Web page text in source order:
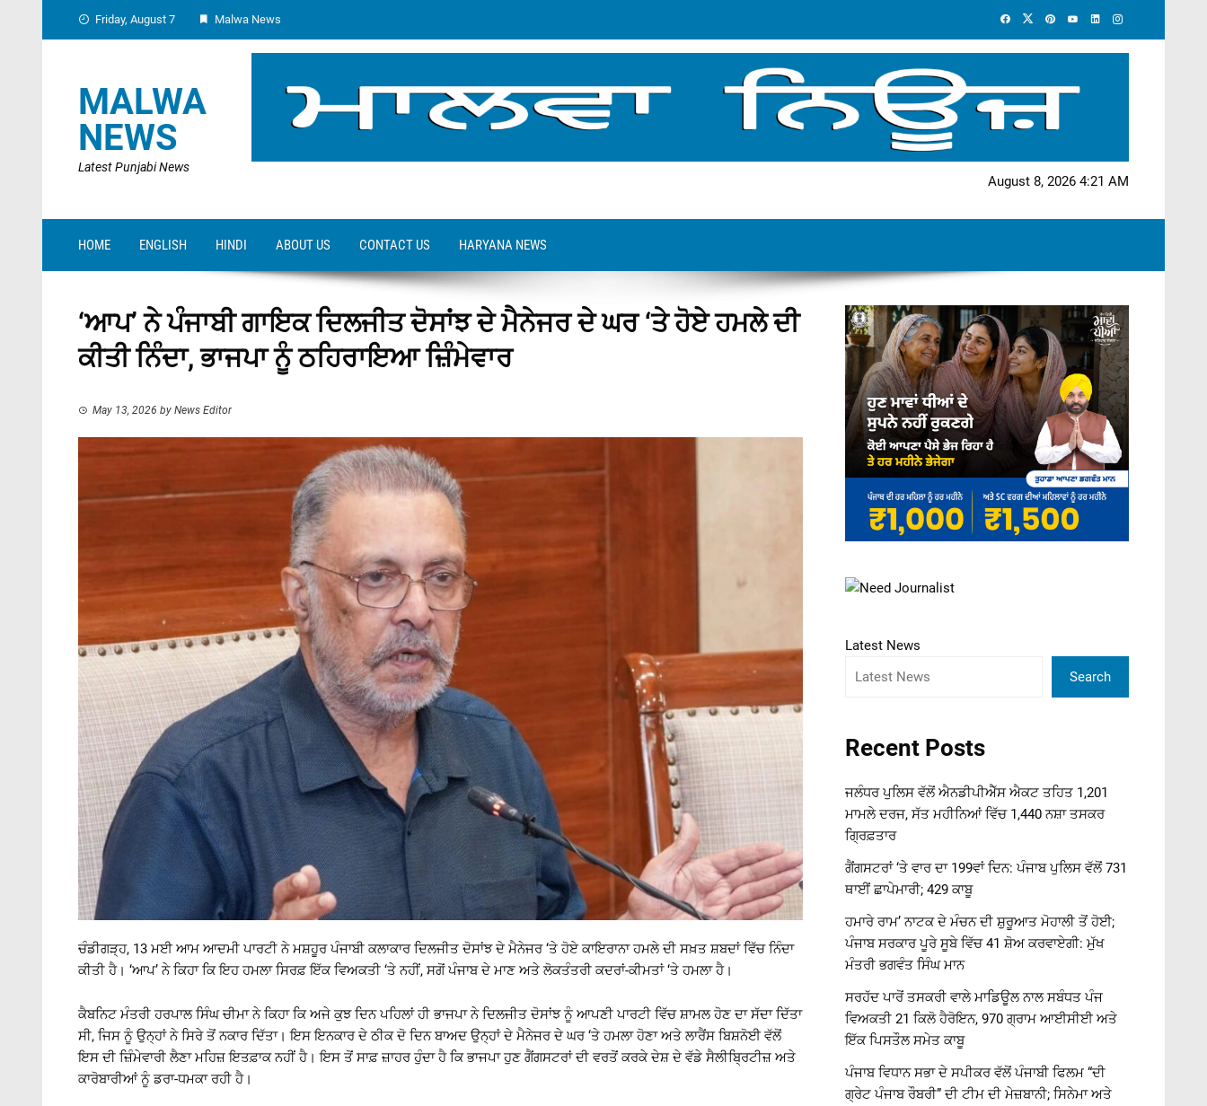
Friday, August 7 Malwa News
MALWA
NEWS
Latest Punjabi News
August 8, 2026 4:21 AM
HOME ENGLISH HINDI ABOUT US CONTACT US HARYANA NEWS
‘ਆਪ’ ਨੇ ਪੰਜਾਬੀ ਗਾਇਕ ਦਿਲਜੀਤ ਦੋਸਾਂਝ ਦੇ ਮੈਨੇਜਰ ਦੇ ਘਰ ‘ਤੇ ਹੋਏ ਹਮਲੇ ਦੀ
ਕੀਤੀ ਨਿੰਦਾ, ਭਾਜਪਾ ਨੂੰ ਠਹਿਰਾਇਆ ਜ਼ਿੰਮੇਵਾਰ
May 13, 2026 by News Editor
ਚੰਡੀਗੜ੍ਹ, 13 ਮਈ ਆਮ ਆਦਮੀ ਪਾਰਟੀ ਨੇ ਮਸ਼ਹੂਰ ਪੰਜਾਬੀ ਕਲਾਕਾਰ ਦਿਲਜੀਤ ਦੋਸਾਂਝ ਦੇ ਮੈਨੇਜਰ ‘ਤੇ ਹੋਏ ਕਾਇਰਾਨਾ ਹਮਲੇ ਦੀ ਸਖ਼ਤ ਸ਼ਬਦਾਂ ਵਿੱਚ ਨਿੰਦਾ
ਕੀਤੀ ਹੈ। ‘ਆਪ’ ਨੇ ਕਿਹਾ ਕਿ ਇਹ ਹਮਲਾ ਸਿਰਫ਼ ਇੱਕ ਵਿਅਕਤੀ ‘ਤੇ ਨਹੀਂ, ਸਗੋਂ ਪੰਜਾਬ ਦੇ ਮਾਣ ਅਤੇ ਲੋਕਤੰਤਰੀ ਕਦਰਾਂ-ਕੀਮਤਾਂ ‘ਤੇ ਹਮਲਾ ਹੈ।
ਕੈਬਨਿਟ ਮੰਤਰੀ ਹਰਪਾਲ ਸਿੰਘ ਚੀਮਾ ਨੇ ਕਿਹਾ ਕਿ ਅਜੇ ਕੁਝ ਦਿਨ ਪਹਿਲਾਂ ਹੀ ਭਾਜਪਾ ਨੇ ਦਿਲਜੀਤ ਦੋਸਾਂਝ ਨੂੰ ਆਪਣੀ ਪਾਰਟੀ ਵਿੱਚ ਸ਼ਾਮਲ ਹੋਣ ਦਾ ਸੱਦਾ ਦਿੱਤਾ
ਸੀ, ਜਿਸ ਨੂੰ ਉਨ੍ਹਾਂ ਨੇ ਸਿਰੇ ਤੋਂ ਨਕਾਰ ਦਿੱਤਾ। ਇਸ ਇਨਕਾਰ ਦੇ ਠੀਕ ਦੋ ਦਿਨ ਬਾਅਦ ਉਨ੍ਹਾਂ ਦੇ ਮੈਨੇਜਰ ਦੇ ਘਰ ‘ਤੇ ਹਮਲਾ ਹੋਣਾ ਅਤੇ ਲਾਰੈਂਸ ਬਿਸ਼ਨੋਈ ਵੱਲੋਂ
ਇਸ ਦੀ ਜ਼ਿੰਮੇਵਾਰੀ ਲੈਣਾ ਮਹਿਜ਼ ਇਤਫ਼ਾਕ ਨਹੀਂ ਹੈ। ਇਸ ਤੋਂ ਸਾਫ਼ ਜ਼ਾਹਰ ਹੁੰਦਾ ਹੈ ਕਿ ਭਾਜਪਾ ਹੁਣ ਗੈਂਗਸਟਰਾਂ ਦੀ ਵਰਤੋਂ ਕਰਕੇ ਦੇਸ਼ ਦੇ ਵੱਡੇ ਸੈਲੀਬ੍ਰਿਟੀਜ਼ ਅਤੇ
ਕਾਰੋਬਾਰੀਆਂ ਨੂੰ ਡਰਾ-ਧਮਕਾ ਰਹੀ ਹੈ।
Latest News
Search
Recent Posts
ਜਲੰਧਰ ਪੁਲਿਸ ਵੱਲੋਂ ਐਨਡੀਪੀਐੱਸ ਐਕਟ ਤਹਿਤ 1,201
ਮਾਮਲੇ ਦਰਜ, ਸੱਤ ਮਹੀਨਿਆਂ ਵਿੱਚ 1,440 ਨਸ਼ਾ ਤਸਕਰ
ਗ੍ਰਿਫ਼ਤਾਰ
ਗੈਂਗਸਟਰਾਂ ‘ਤੇ ਵਾਰ ਦਾ 199ਵਾਂ ਦਿਨ: ਪੰਜਾਬ ਪੁਲਿਸ ਵੱਲੋਂ 731
ਥਾਈਂ ਛਾਪੇਮਾਰੀ; 429 ਕਾਬੂ
ਹਮਾਰੇ ਰਾਮ’ ਨਾਟਕ ਦੇ ਮੰਚਨ ਦੀ ਸ਼ੁਰੂਆਤ ਮੋਹਾਲੀ ਤੋਂ ਹੋਈ;
ਪੰਜਾਬ ਸਰਕਾਰ ਪੂਰੇ ਸੂਬੇ ਵਿੱਚ 41 ਸ਼ੋਅ ਕਰਵਾਏਗੀ: ਮੁੱਖ
ਮੰਤਰੀ ਭਗਵੰਤ ਸਿੰਘ ਮਾਨ
ਸਰਹੱਦ ਪਾਰੋਂ ਤਸਕਰੀ ਵਾਲੇ ਮਾਡਿਊਲ ਨਾਲ ਸਬੰਧਤ ਪੰਜ
ਵਿਅਕਤੀ 21 ਕਿਲੋ ਹੈਰੋਇਨ, 970 ਗ੍ਰਾਮ ਆਈਸੀਈ ਅਤੇ
ਇੱਕ ਪਿਸਤੌਲ ਸਮੇਤ ਕਾਬੂ
ਪੰਜਾਬ ਵਿਧਾਨ ਸਭਾ ਦੇ ਸਪੀਕਰ ਵੱਲੋਂ ਪੰਜਾਬੀ ਫਿਲਮ “ਦੀ
ਗ੍ਰੇਟ ਪੰਜਾਬ ਰੌਬਰੀ” ਦੀ ਟੀਮ ਦੀ ਮੇਜ਼ਬਾਨੀ; ਸਿਨੇਮਾ ਅਤੇ